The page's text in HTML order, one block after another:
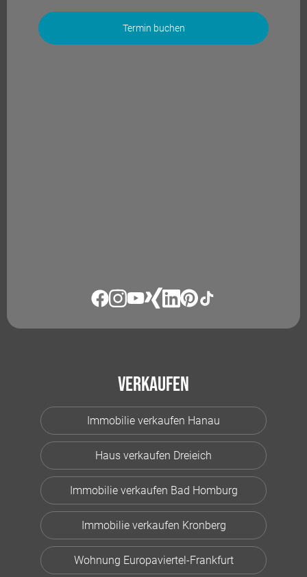
Termin buchen
Verkaufen
Immobilie verkaufen Hanau
Haus verkaufen Dreieich
Immobilie verkaufen Bad Homburg
Immobilie verkaufen Kronberg
Wohnung Europaviertel-Frankfurt